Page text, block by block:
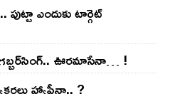
పుట్టా ఎందుకు టార్గెట్
ఊర‌మాసేనా… !
హ్యాపీనా.. ?